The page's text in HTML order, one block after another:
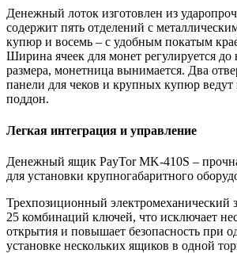
Денежный лоток изготовлен из
содержит пять отделений с
купюр и восемь – с удобным покатым
Ширина ячеек для монет регулируется до
размера, монетница вынимается. Два
панели для чеков и крупных купюр ведут
поддон.
Легкая интеграция и управление
Денежный ящик PayTor MK-410S –
для установки крупногабаритного
Трехпозиционный электромеханический
25 комбинаций ключей, что исключает
открытия и повышает безопасность при
установке нескольких ящиков в одной